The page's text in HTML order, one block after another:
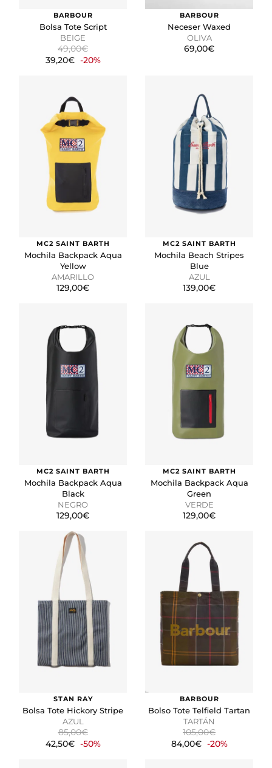
BARBOUR
Bolsa Tote Script
BEIGE
49,00€
39,20€ -20%
BARBOUR
Neceser Waxed
OLIVA
69,00€
MC2 SAINT BARTH
Mochila Backpack Aqua
Yellow
AMARILLO
129,00€
MC2 SAINT BARTH
Mochila Beach Stripes
Blue
AZUL
139,00€
MC2 SAINT BARTH
Mochila Backpack Aqua
Black
NEGRO
129,00€
MC2 SAINT BARTH
Mochila Backpack Aqua
Green
VERDE
129,00€
STAN RAY
Bolsa Tote Hickory Stripe
AZUL
85,00€
42,50€ -50%
BARBOUR
Bolso Tote Telfield Tartan
TARTÁN
105,00€
84,00€ -20%